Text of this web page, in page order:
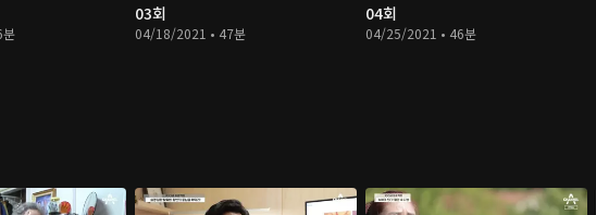
03회
04/18/2021 • 47분
04회
04/25/2021 • 46분